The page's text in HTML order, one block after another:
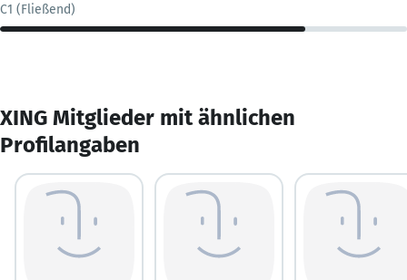
C1 (Fließend)
XING Mitglieder mit ähnlichen
Profilangaben